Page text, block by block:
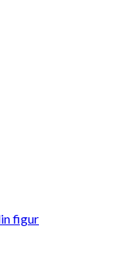
figur